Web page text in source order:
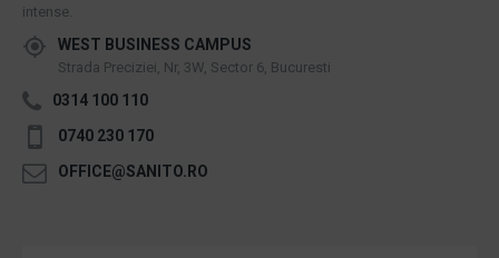
intense.
WEST BUSINESS CAMPUS
Strada Preciziei, Nr, 3W, Sector 6, Bucuresti
0314 100 110
0740 230 170
OFFICE@SANITO.RO